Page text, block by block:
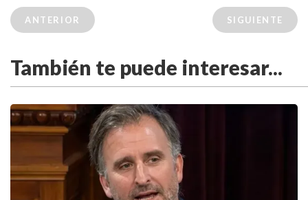
ANTERIOR SIGUIENTE
También te puede interesar...